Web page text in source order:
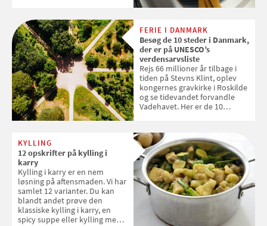
enkle råd til at spare penge på
tøjvasken
FERIE I DANMARK
Besøg de 10 steder i Danmark,
der er på UNESCO’s
verdensarvsliste
Rejs 66 millioner år tilbage i
tiden på Stevns Klint, oplev
kongernes gravkirke i Roskilde
og se tidevandet forvandle
Vadehavet. Her er de 10
KYLLING
12 opskrifter på kylling i
karry
Kylling i karry er en nem
løsning på aftensmaden. Vi har
samlet 12 varianter. Du kan
blandt andet prøve den
klassiske kylling i karry, en
spicy suppe eller kylling med